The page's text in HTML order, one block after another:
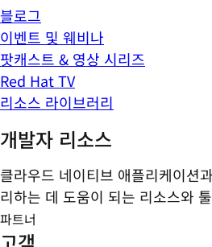
블로그
이벤트 및 웨비나
팟캐스트 & 영상 시리즈
Red Hat TV
리소스 라이브러리
개발자 리소스
클라우드 네이티브 애플리케이션
리하는 데 도움이 되는 리소스와
파트너